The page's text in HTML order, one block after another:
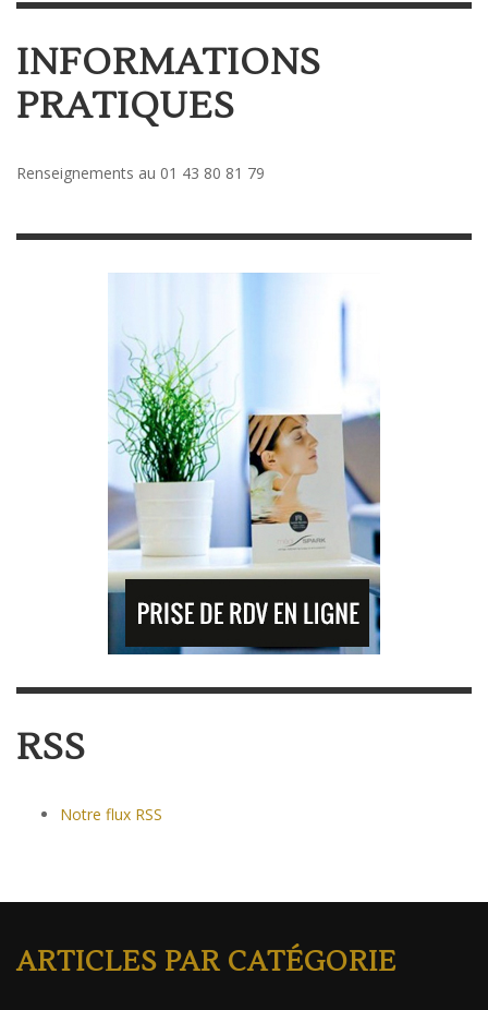
INFORMATIONS
PRATIQUES
Renseignements au 01 43 80 81 79
RSS
Notre flux RSS
ARTICLES PAR CATÉGORIE